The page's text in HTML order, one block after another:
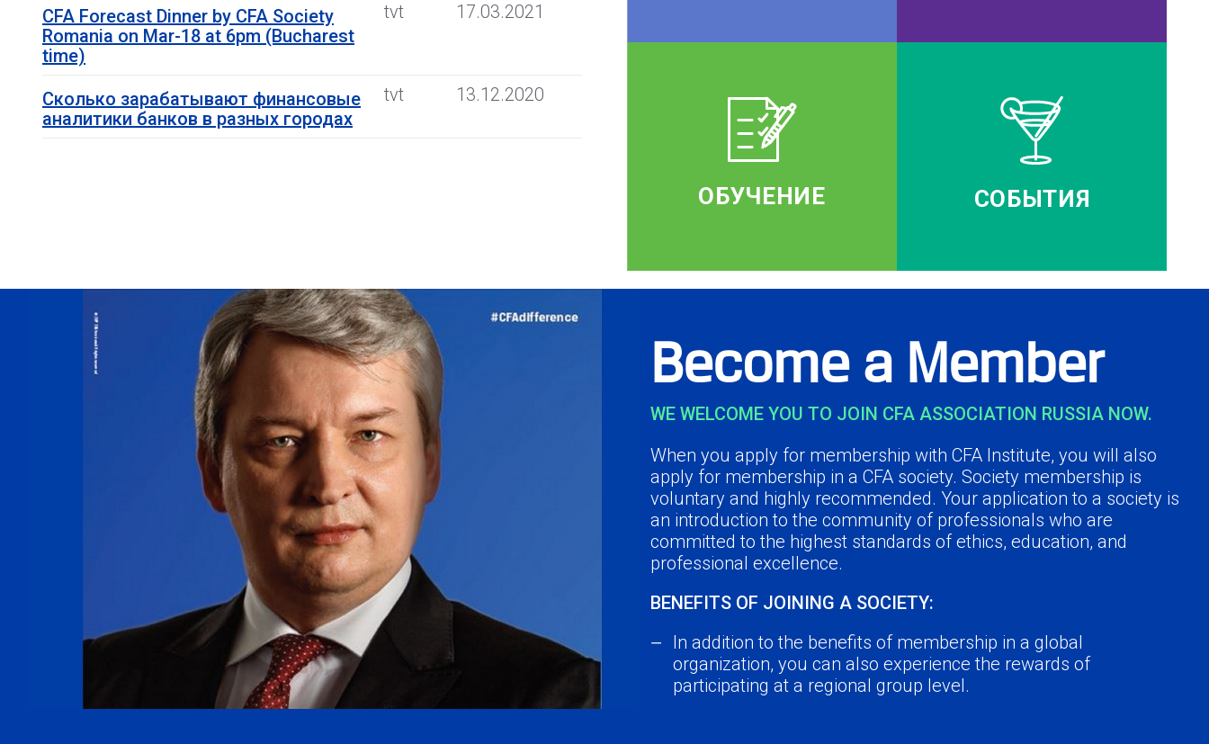
CFA Forecast Dinner by CFA Society
Romania on Mar-18 at 6pm (Bucharest
time)
tvt 17.03.2021
Сколько зарабатывают финансовые
аналитики банков в разных городах
tvt 13.12.2020
ОБУЧЕНИЕ СОБЫТИЯ
Become a Member
WE WELCOME YOU TO JOIN CFA ASSOCIATION RUSSIA NOW.
When you apply for membership with CFA Institute, you will also
apply for membership in a CFA society. Society membership is
voluntary and highly recommended. Your application to a society is
an introduction to the community of professionals who are
committed to the highest standards of ethics, education, and
professional excellence.
BENEFITS OF JOINING A SOCIETY:
In addition to the benefits of membership in a global
organization, you can also experience the rewards of
participating at a regional group level.